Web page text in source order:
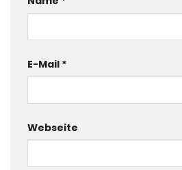
E-Mail *
Webseite